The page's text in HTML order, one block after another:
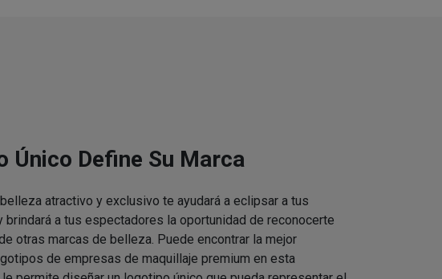
Único Define Su Marca
atractivo y exclusivo te ayudará a eclipsar a tus
brindará a tus espectadores la oportunidad de reconocerte
otras marcas de belleza. Puede encontrar la mejor
de empresas de maquillaje premium en esta